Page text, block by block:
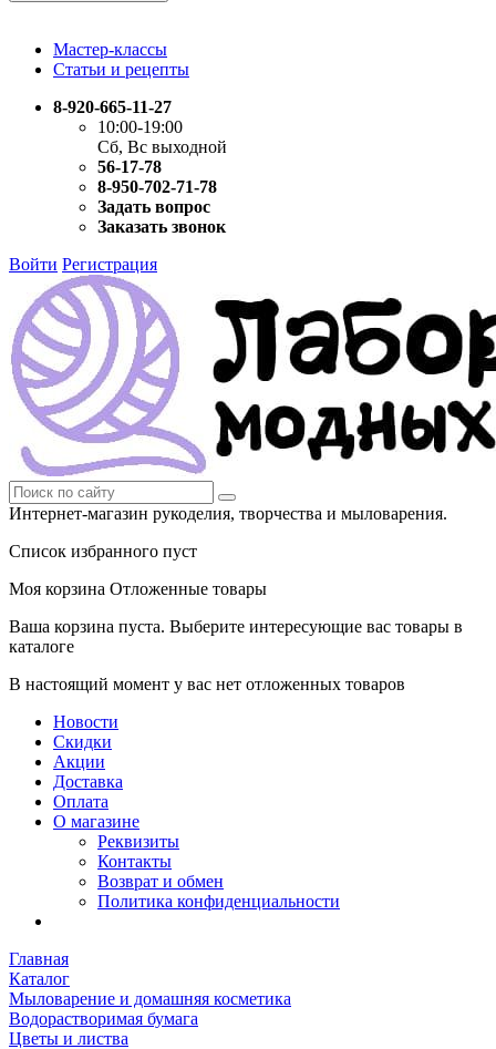
Мастер-классы
Статьи и рецепты
8-920-665-11-27
10:00-19:00
Сб, Вс выходной
56-17-78
8-950-702-71-78
Задать вопрос
Заказать звонок
Войти Регистрация
Интернет-магазин рукоделия, творчества и мыловарения.
Список избранного пуст
Моя корзина Отложенные товары
Ваша корзина пуста. Выберите интересующие вас товары в
каталоге
В настоящий момент у вас нет отложенных товаров
Новости
Скидки
Акции
Доставка
Оплата
О магазине
Реквизиты
Контакты
Возврат и обмен
Политика конфиденциальности
Главная
Каталог
Мыловарение и домашняя косметика
Водорастворимая бумага
Цветы и листва